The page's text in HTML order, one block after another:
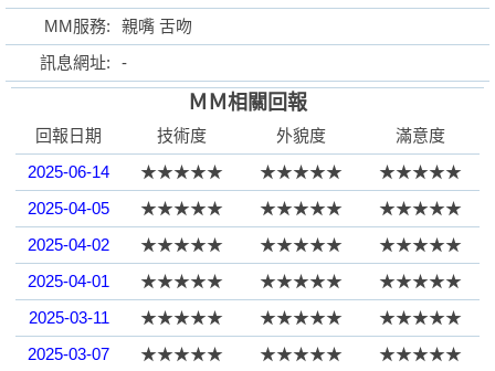
MM服務:
親嘴 舌吻
訊息網址:
-
ＭＭ相關回報
回報日期 技術度 外貌度
滿意度
2025-06-14
★★★★★ ★★★★★
★★★★★
2025-04-05
★★★★★ ★★★★★
★★★★★
2025-04-02
★★★★★ ★★★★★
★★★★★
2025-04-01
★★★★★ ★★★★★
★★★★★
2025-03-11
★★★★★ ★★★★★
★★★★★
2025-03-07
★★★★★ ★★★★★
★★★★★